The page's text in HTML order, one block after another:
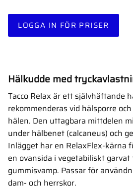
LOGGA IN FÖR PRISER
Hälkudde med
Tacco Relax är ett självhäftande
rekommenderas vid hälsporre
hälen. Den uttagbara mittdelen
under hälbenet (calcaneus) och
Inlägget har en RelaxFlex-kärna
en ovansida i vegetabiliskt
gummisvamp. Passar för
dam- och herrskor.